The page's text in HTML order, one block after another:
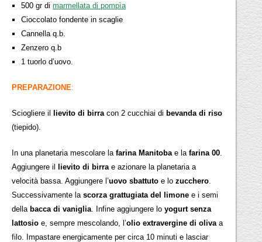
500 gr dimarmellata di pompìa
Cioccolato fondente in scaglie
Cannella q.b.
Zenzero q.b
1 tuorlo d’uovo.
PREPARAZIONE:
Sciogliere illievito di birracon 2 cucchiai dibevanda di riso
(tiepido).
In una planetaria mescolare lafarina Manitobae lafarina 00
Aggiungere illievito di birrae azionare la planetaria a
velocità bassa. Aggiungere l’uovo sbattuto e lozucchero
Successivamente lascorza grattugiata del limone e i semi
dellabacca di vaniglia . Infine aggiungere loyogurt senza
lattosioe, sempre mescolando, l’olio extravergine di oliva a
filo. Impastare energicamente per circa 10 minuti e lasciar